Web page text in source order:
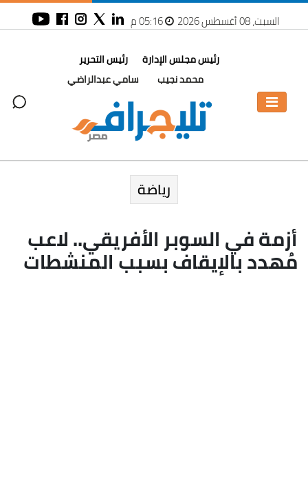
السبت، 08 أغسطس 2026 05:16 م
رئيس مجلس الإدارة
محمد نجيب
رئيس التحرير
سامي عبدالراضي
رياضة
أزمة في السوبر الأفريقي.. لاعب
مُهدد بالإيقاف بسبب المنشطات